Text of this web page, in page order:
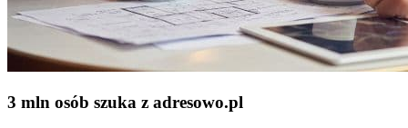
3 mln osób szuka z adresowo.pl